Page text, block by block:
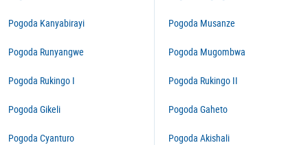
Pogoda Kanyabirayi
Pogoda Runyangwe
Pogoda Rukingo I
Pogoda Gikeli
Pogoda Cyanturo
Pogoda Musanze
Pogoda Mugombwa
Pogoda Rukingo II
Pogoda Gaheto
Pogoda Akishali